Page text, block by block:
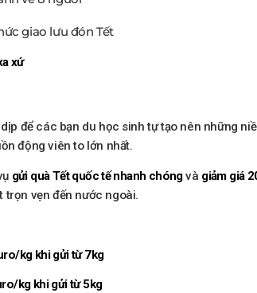
giao lưu đón Tết
xứ
để các bạn du học sinh tự tạo nên những
động viên to lớn nhất.
gửi quà Tết quốc tế nhanh chóngvà giảm giá
trọn vẹn đến nước ngoài.
kg khi gửi từ 7kg
kg khi gửi từ 5kg